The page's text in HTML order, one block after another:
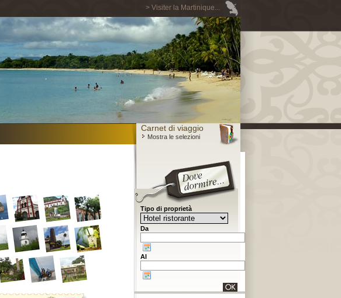
> Visiter la Martinique...
Carnet di viaggio
Mostra le selezioni
Tipo di proprietà
Da
Al